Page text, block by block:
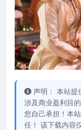
声明： 本站提
涉及商业盈利目
您自己承担！本
任！ 该下载内容